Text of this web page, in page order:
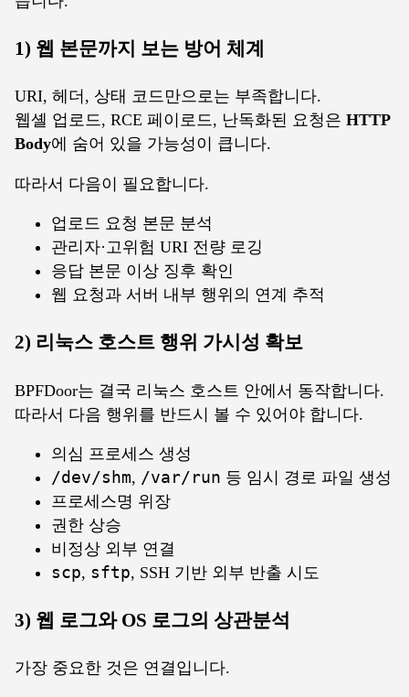
1) 웹 본문까지 보는 방어 체계
URI, 헤더, 상태 코드만으로는 부족합니다.
웹셸 업로드, RCE 페이로드, 난독화된 요청은 HTTP
Body에 숨어 있을 가능성이 큽니다.
따라서 다음이 필요합니다.
업로드 요청 본문 분석
관리자·고위험 URI 전량 로깅
응답 본문 이상 징후 확인
웹 요청과 서버 내부 행위의 연계 추적
2) 리눅스 호스트 행위 가시성 확보
BPFDoor는 결국 리눅스 호스트 안에서 동작합니다.
따라서 다음 행위를 반드시 볼 수 있어야 합니다.
의심 프로세스 생성
/dev/shm, /var/run 등 임시 경로 파일 생성
프로세스명 위장
권한 상승
비정상 외부 연결
scp, sftp, SSH 기반 외부 반출 시도
3) 웹 로그와 OS 로그의 상관분석
가장 중요한 것은 연결입니다.